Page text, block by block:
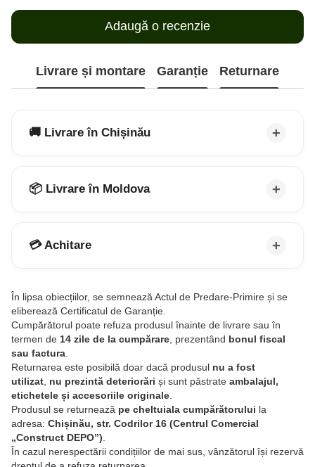
Adaugă o recenzie
Livrare și montare Garanție Returnare
🚚 Livrare în Chișinău
📦 Livrare în Moldova
💳 Achitare
În lipsa obiecțiilor, se semnează Actul de Predare-Primire și se
eliberează Certificatul de Garanție.
Cumpărătorul poate refuza produsul înainte de livrare sau în
termen de 14 zile de la cumpărare , prezentând bonul fiscal
sau factura
Returnarea este posibilă doar dacă produsul nu a fost
utilizat nu prezintă deteriorări și sunt păstrate ambalajul,
etichetele și accesoriile originale
Produsul se returnează pe cheltuiala cumpărătorului la
adresa: Chișinău, str. Codrilor 16 (Centrul Comercial
„Construct DEPO”)
În cazul nerespectării condițiilor de mai sus, vânzătorul își rezervă